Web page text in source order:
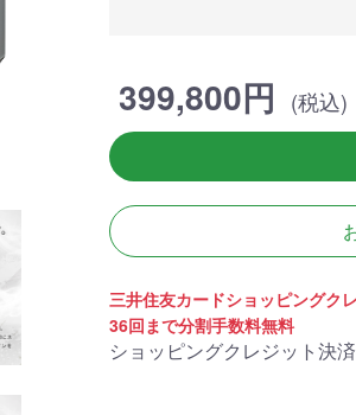
る コストパフォーマンスに
商品詳細
399,800円 (税込)
三井住友カードショッピングク
36回まで分割手数料無料
ショッピングクレジット決